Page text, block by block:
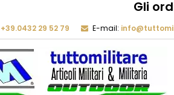
Gli
+39.0432 29 52 79 E-mail: